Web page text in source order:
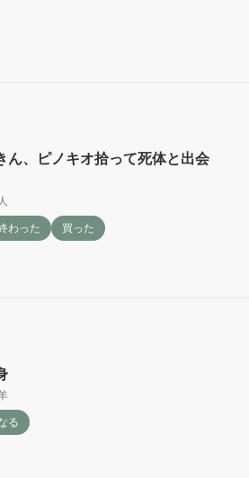
ん、ピノキオ拾って死体と出会
わった
買った
る